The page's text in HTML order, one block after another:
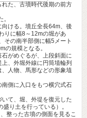
た、古墳時代後期の前方
ける。墳丘全長64m、後
りに幅8～12mの堀があ
その南半部側に幅5メート
の規模となる。
がめぐるが、上段斜面に
、外堀外線に円筒埴輪列
人物、馬形などの形象埴
側に入口をもつ横穴式石
て、堀、外堤を復元した
り土を行っている）。
整った古墳の側面を見るこ